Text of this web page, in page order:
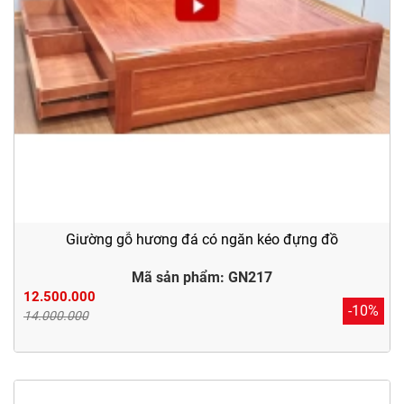
Giường gỗ hương đá có ngăn kéo đựng đồ
Mã sản phẩm: GN217
12.500.000
14.000.000 -10%